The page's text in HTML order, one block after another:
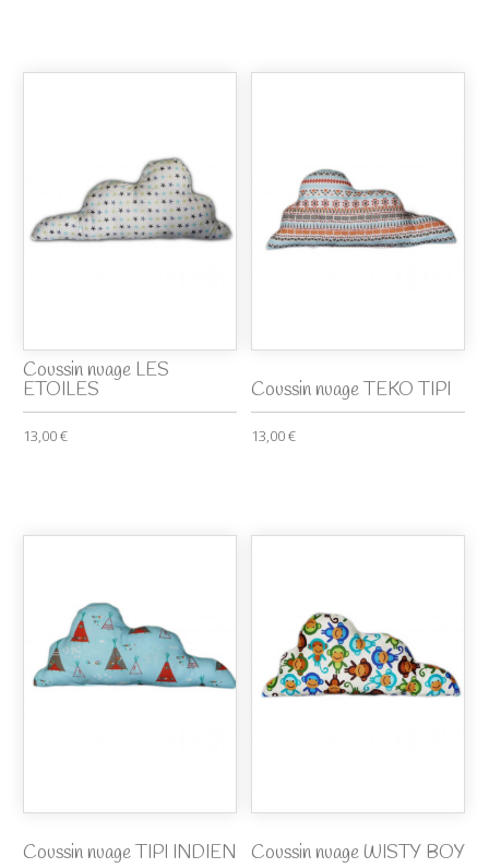
Coussin nuage LES
ETOILES
13,00 €
Coussin nuage TEKO TIPI
13,00 €
Coussin nuage TIPI INDIEN Coussin nuage WISTY BOY